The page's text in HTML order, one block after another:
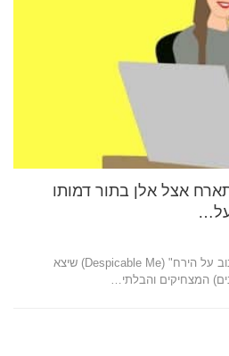
אצל אלן בתור דמותו
לאחר הצלחת סרט האנימציה "גנוב על הירח" (Despicable Me) שיצא